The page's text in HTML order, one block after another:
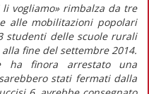
vogliamo» rimbalza da tre
alle mobilitazioni popolari
studenti delle scuole rurali
fine del settembre 2014.
ha finora arrestato una
stati fermati dalla